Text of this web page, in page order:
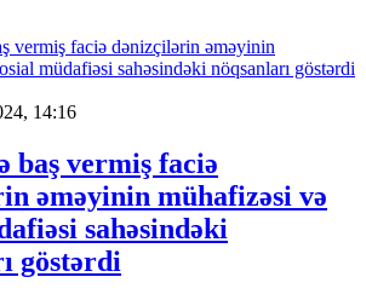
14:16
baş vermiş faciə
əməyinin mühafizəsi və
sahəsindəki
göstərdi